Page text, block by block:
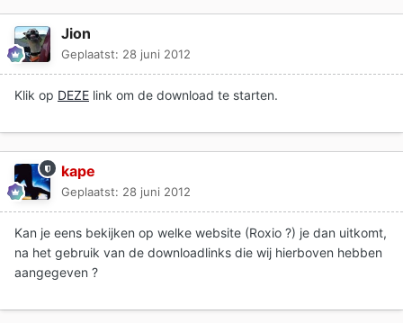
Jion
Geplaatst: 28 juni 2012
Klik op DEZE link om de download te starten.
kape
Geplaatst: 28 juni 2012
Kan je eens bekijken op welke website (Roxio ?) je dan uitkomt,
na het gebruik van de downloadlinks die wij hierboven hebben
aangegeven ?